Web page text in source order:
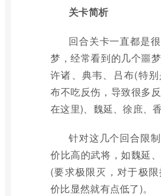
关卡简析
回合关卡一直都是
梦，经常看到的几个噩
许诸、典韦、吕布(特
布不吃反伤，导致很多
在这里)、魏延、徐庶、
针对这几个回合限
价比高的武将，如魏延
(要求极限灭，对于极
价比显然就有点低了)。